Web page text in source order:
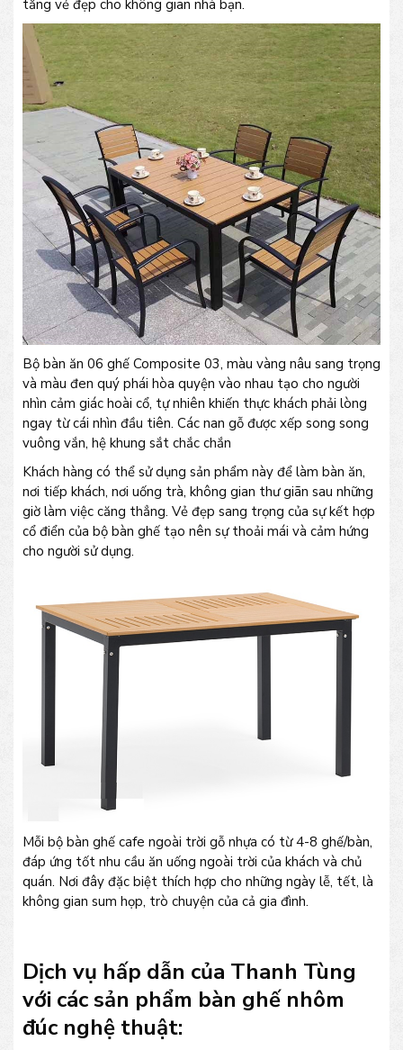
tăng vẻ đẹp cho không gian nhà bạn.
Bộ bàn ăn 06 ghế Composite 03, màu vàng nâu sang trọng
và màu đen quý phái hòa quyện vào nhau tạo cho người
nhìn cảm giác hoài cổ, tự nhiên khiến thực khách phải lòng
ngay từ cái nhìn đầu tiên. Các nan gỗ được xếp song song
vuông vắn, hệ khung sắt chắc chắn
Khách hàng có thể sử dụng sản phẩm này để làm bàn ăn,
nơi tiếp khách, nơi uống trà, không gian thư giãn sau những
giờ làm việc căng thẳng. Vẻ đẹp sang trọng của sự kết hợp
cổ điển của bộ bàn ghế tạo nên sự thoải mái và cảm hứng
cho người sử dụng.
Mỗi bộ bàn ghế cafe ngoài trời gỗ nhựa có từ 4-8 ghế/bàn,
đáp ứng tốt nhu cầu ăn uống ngoài trời của khách và chủ
quán. Nơi đây đặc biệt thích hợp cho những ngày lễ, tết, là
không gian sum họp, trò chuyện của cả gia đình.
Dịch vụ hấp dẫn của Thanh Tùng
với các sản phẩm bàn ghế nhôm
đúc nghệ thuật: